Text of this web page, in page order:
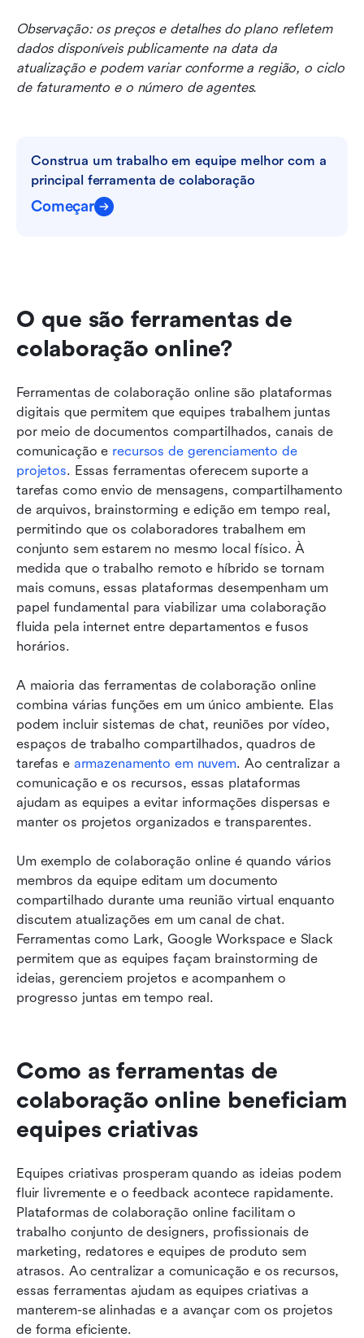
Observação: os preços e detalhes do plano refletem
dados disponíveis publicamente na data da
atualização e podem variar conforme a região, o ciclo
de faturamento e o número de agentes.
Construa um trabalho em equipe melhor com a
principal ferramenta de colaboração
Começar
O que são ferramentas de
colaboração online?
Ferramentas de colaboração online são plataformas
digitais que permitem que equipes trabalhem juntas
por meio de documentos compartilhados, canais de
comunicação e recursos de gerenciamento de
projetos. Essas ferramentas oferecem suporte a
tarefas como envio de mensagens, compartilhamento
de arquivos, brainstorming e edição em tempo real,
permitindo que os colaboradores trabalhem em
conjunto sem estarem no mesmo local físico. À
medida que o trabalho remoto e híbrido se tornam
mais comuns, essas plataformas desempenham um
papel fundamental para viabilizar uma colaboração
fluida pela internet entre departamentos e fusos
horários.
A maioria das ferramentas de colaboração online
combina várias funções em um único ambiente. Elas
podem incluir sistemas de chat, reuniões por vídeo,
espaços de trabalho compartilhados, quadros de
tarefas e armazenamento em nuvem. Ao centralizar a
comunicação e os recursos, essas plataformas
ajudam as equipes a evitar informações dispersas e
manter os projetos organizados e transparentes.
Um exemplo de colaboração online é quando vários
membros da equipe editam um documento
compartilhado durante uma reunião virtual enquanto
discutem atualizações em um canal de chat.
Ferramentas como Lark, Google Workspace e Slack
permitem que as equipes façam brainstorming de
ideias, gerenciem projetos e acompanhem o
progresso juntas em tempo real.
Como as ferramentas de
colaboração online beneficiam
equipes criativas
Equipes criativas prosperam quando as ideias podem
fluir livremente e o feedback acontece rapidamente.
Plataformas de colaboração online facilitam o
trabalho conjunto de designers, profissionais de
marketing, redatores e equipes de produto sem
atrasos. Ao centralizar a comunicação e os recursos,
essas ferramentas ajudam as equipes criativas a
manterem-se alinhadas e a avançar com os projetos
de forma eficiente.